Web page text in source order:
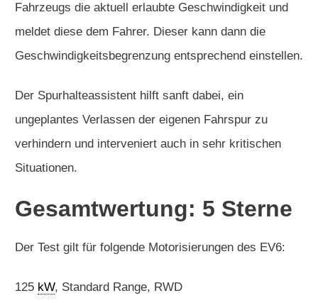
Fahrzeugs die aktuell erlaubte Geschwindigkeit und
meldet diese dem Fahrer. Dieser kann dann die
Geschwindigkeitsbegrenzung entsprechend einstellen.
Der Spurhalteassistent hilft sanft dabei, ein
ungeplantes Verlassen der eigenen Fahrspur zu
verhindern und interveniert auch in sehr kritischen
Situationen.
Gesamtwertung: 5 Sterne
Der Test gilt für folgende Motorisierungen des EV6:
125 kW, Standard Range, RWD